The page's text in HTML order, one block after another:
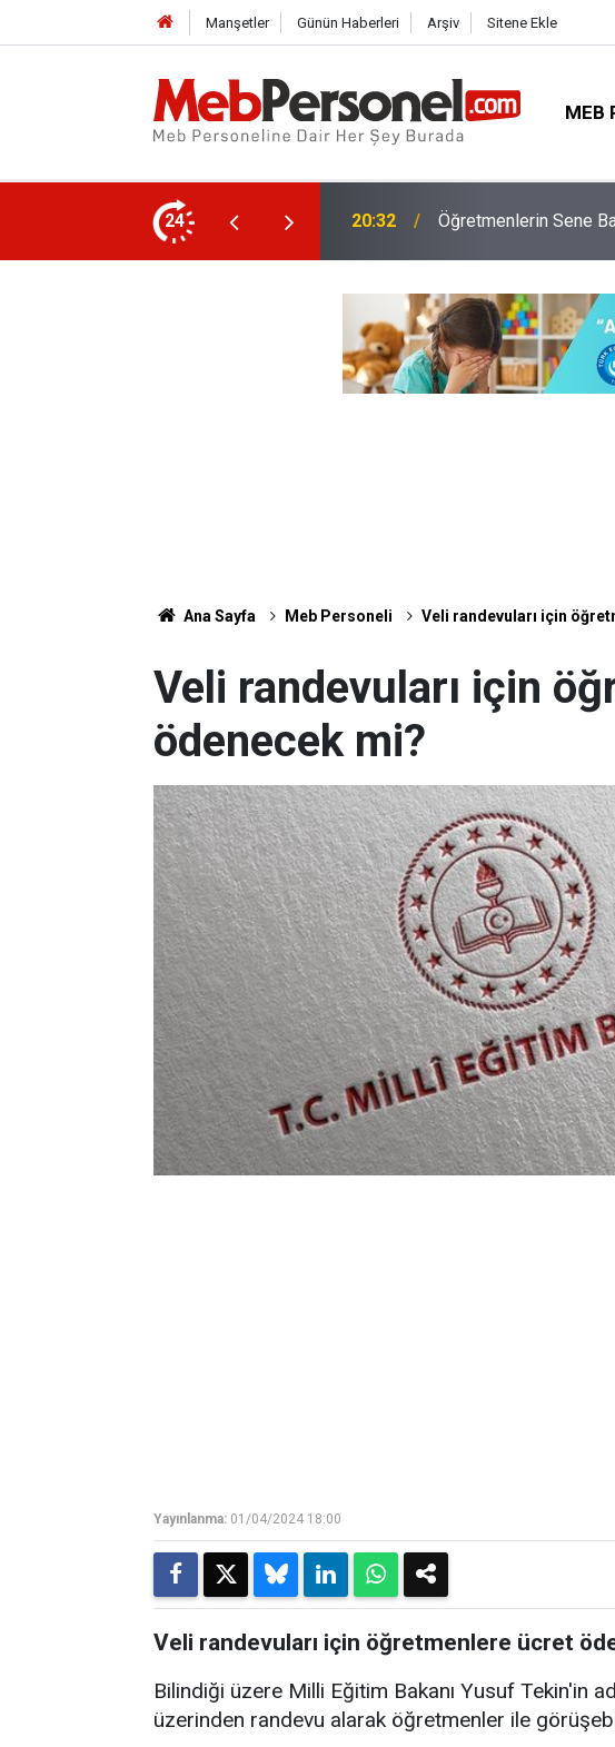
Manşetler Günün Haberleri Arşiv Sitene Ekle
MEB
24
Çalışma Programı 20:02
Okullarda Yeni
Oldu
Ana Sayfa Meb Personeli Veli randevuları için
Veli randevuları için
ödenecek mi?
Yayınlanma: 01/04/2024 18:00
Veli randevuları için öğretmenlere ücret
Bilindiği üzere Milli Eğitim Bakanı Yusuf Tekin'in
üzerinden randevu alarak öğretmenler ile